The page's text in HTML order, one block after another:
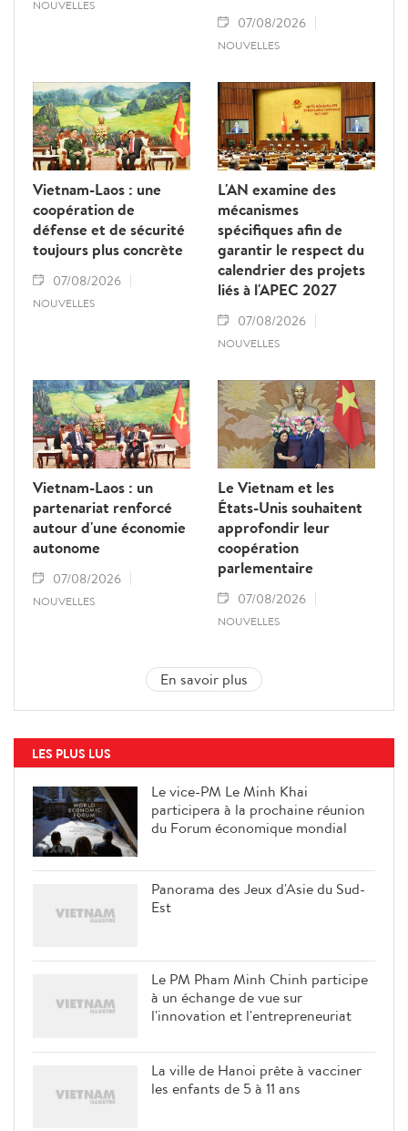
NOUVELLES
07/08/2026
NOUVELLES
Vietnam-Laos : une
coopération de
défense et de sécurité
toujours plus concrète
07/08/2026
NOUVELLES
L'AN examine des
mécanismes
spécifiques afin de
garantir le respect du
calendrier des projets
liés à l'APEC 2027
07/08/2026
NOUVELLES
Vietnam-Laos : un
partenariat renforcé
autour d'une économie
autonome
07/08/2026
NOUVELLES
Le Vietnam et les
États-Unis souhaitent
approfondir leur
coopération
parlementaire
07/08/2026
NOUVELLES
En savoir plus
LES PLUS LUS
Le vice-PM Le Minh Khai
participera à la prochaine réunion
du Forum économique mondial
Panorama des Jeux d'Asie du Sud-
Est
Le PM Pham Minh Chinh participe
à un échange de vue sur
l'innovation et l'entrepreneuriat
La ville de Hanoi prête à vacciner
les enfants de 5 à 11 ans